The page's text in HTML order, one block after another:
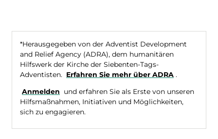
*Herausgegeben von der Adventist Development
and Relief Agency (ADRA), dem humanitären
Hilfswerk der Kirche der Siebenten-Tags-
Adventisten. Erfahren Sie mehr über ADRA .
Anmelden und erfahren Sie als Erste von unseren
Hilfsmaßnahmen, Initiativen und Möglichkeiten,
sich zu engagieren.